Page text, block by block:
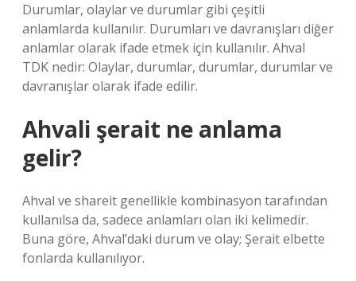
Durumlar, olaylar ve durumlar gibi çeşitli
anlamlarda kullanılır. Durumları ve davranışları diğer
anlamlar olarak ifade etmek için kullanılır. Ahval
TDK nedir: Olaylar, durumlar, durumlar, durumlar ve
davranışlar olarak ifade edilir.
Ahvali şerait ne anlama
gelir?
Ahval ve shareit genellikle kombinasyon tarafından
kullanılsa da, sadece anlamları olan iki kelimedir.
Buna göre, Ahval’daki durum ve olay; Şerait elbette
fonlarda kullanılıyor.